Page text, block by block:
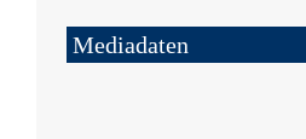
Mediadaten